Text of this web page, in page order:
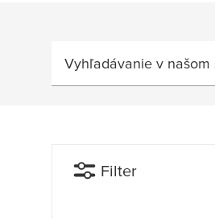
Vyhľadávanie v našom
Filter